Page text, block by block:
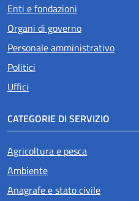
Enti e fondazioni
Organi di governo
Personale amministrativo
Politici
Uffici
CATEGORIE DI SERVIZIO
Agricoltura e pesca
Ambiente
Anagrafe e stato civile